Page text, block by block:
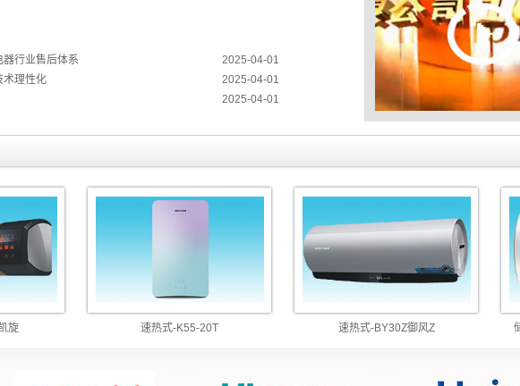
2025-04-01
行业售后体系
2025-04-01
术理性化
2025-04-01
速热式-K55-20T 速热式-BY30Z御风Z